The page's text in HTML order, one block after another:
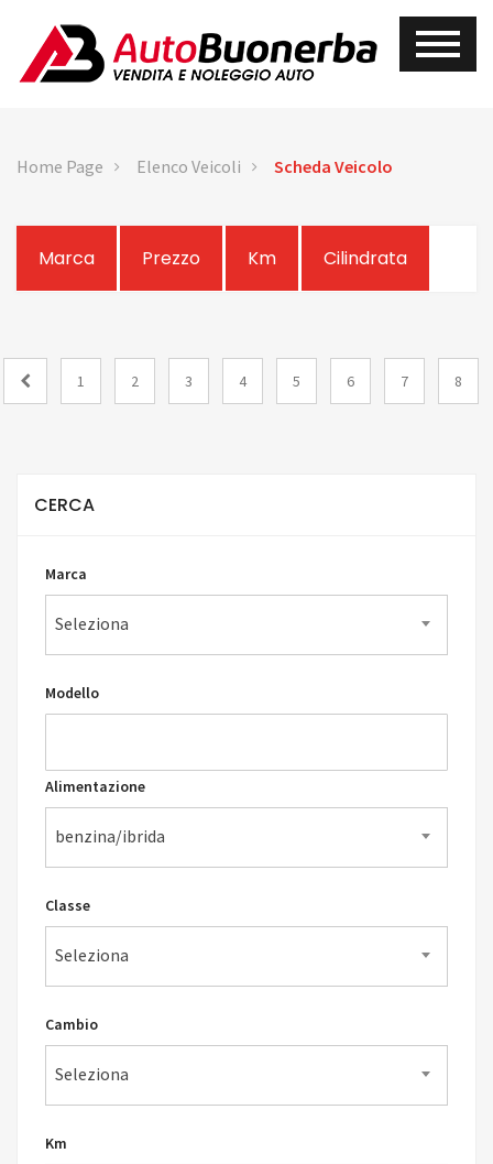
Home Page Elenco Veicoli Scheda Veicolo
Marca Prezzo Km Cilindrata
1 2 3 4 5 6 7 8
CERCA
Marca
Seleziona
Modello
Alimentazione
benzina/ibrida
Classe
Seleziona
Cambio
Seleziona
Km